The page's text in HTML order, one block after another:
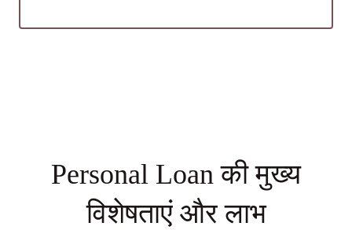
Personal Loan की मुख्य
विशेषताएं और लाभ